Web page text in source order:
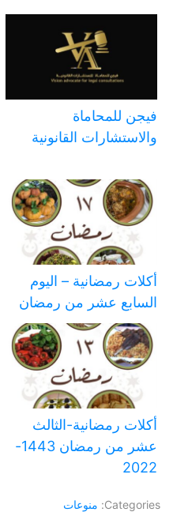
فيجن للمحاماة
والاستشارات القانونية
أكلات رمضانية – اليوم
السابع عشر من رمضان
أكلات رمضانية-الثالث
عشر من رمضان 1443-
2022
Categories: منوعات